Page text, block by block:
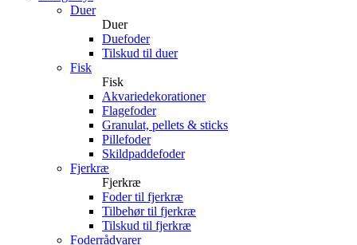
Duer
Duer
Duefoder
Tilskud til duer
Fisk
Fisk
Akvariedekorationer
Flagefoder
Granulat, pellets & sticks
Pillefoder
Skildpaddefoder
Fjerkræ
Fjerkræ
Foder til fjerkræ
Tilbehør til fjerkræ
Tilskud til fjerkræ
Foderrådvarer